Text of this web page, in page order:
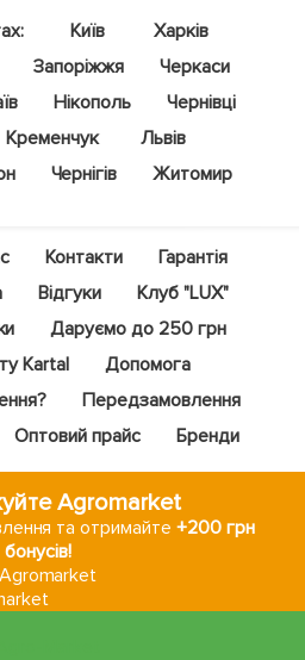
Київ
Харків
Запоріжжя
Черкаси
Нікополь
Чернівці
Кременчук
Львів
Чернігів Житомир
Контакти
Гарантія
Відгуки
Клуб "LUX"
Даруємо до 250 грн
Kartal
Допомога
Передзамовлення
Оптовий прайс Бренди
Agromarket
та отримайте+200 грн
бонусів!